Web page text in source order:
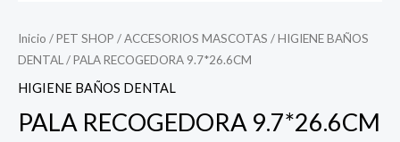
Inicio /PET SHOP /ACCESORIOS MASCOTAS /HIGIENE BAÑOS
DENTAL / PALA RECOGEDORA 9.7*26.6CM
HIGIENE BAÑOS DENTAL
PALA RECOGEDORA 9.7*26.6CM